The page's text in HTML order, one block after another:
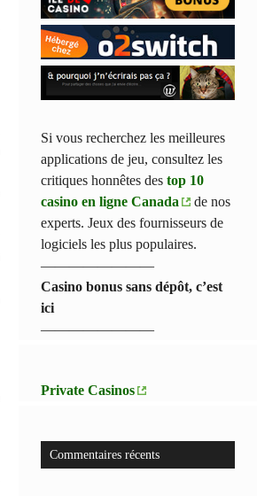
Si vous recherchez les meilleures
applications de jeu, consultez les
critiques honnêtes destop 10
casino en ligne Canada
de nos
experts. Jeux des fournisseurs de
logiciels les plus populaires.
————————
Casino bonus sans dépôt, c’est
ici
————————
Private Casinos
Commentaires récents